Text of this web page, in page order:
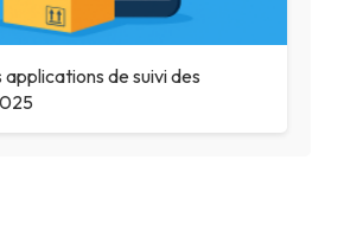
applications de suivi des